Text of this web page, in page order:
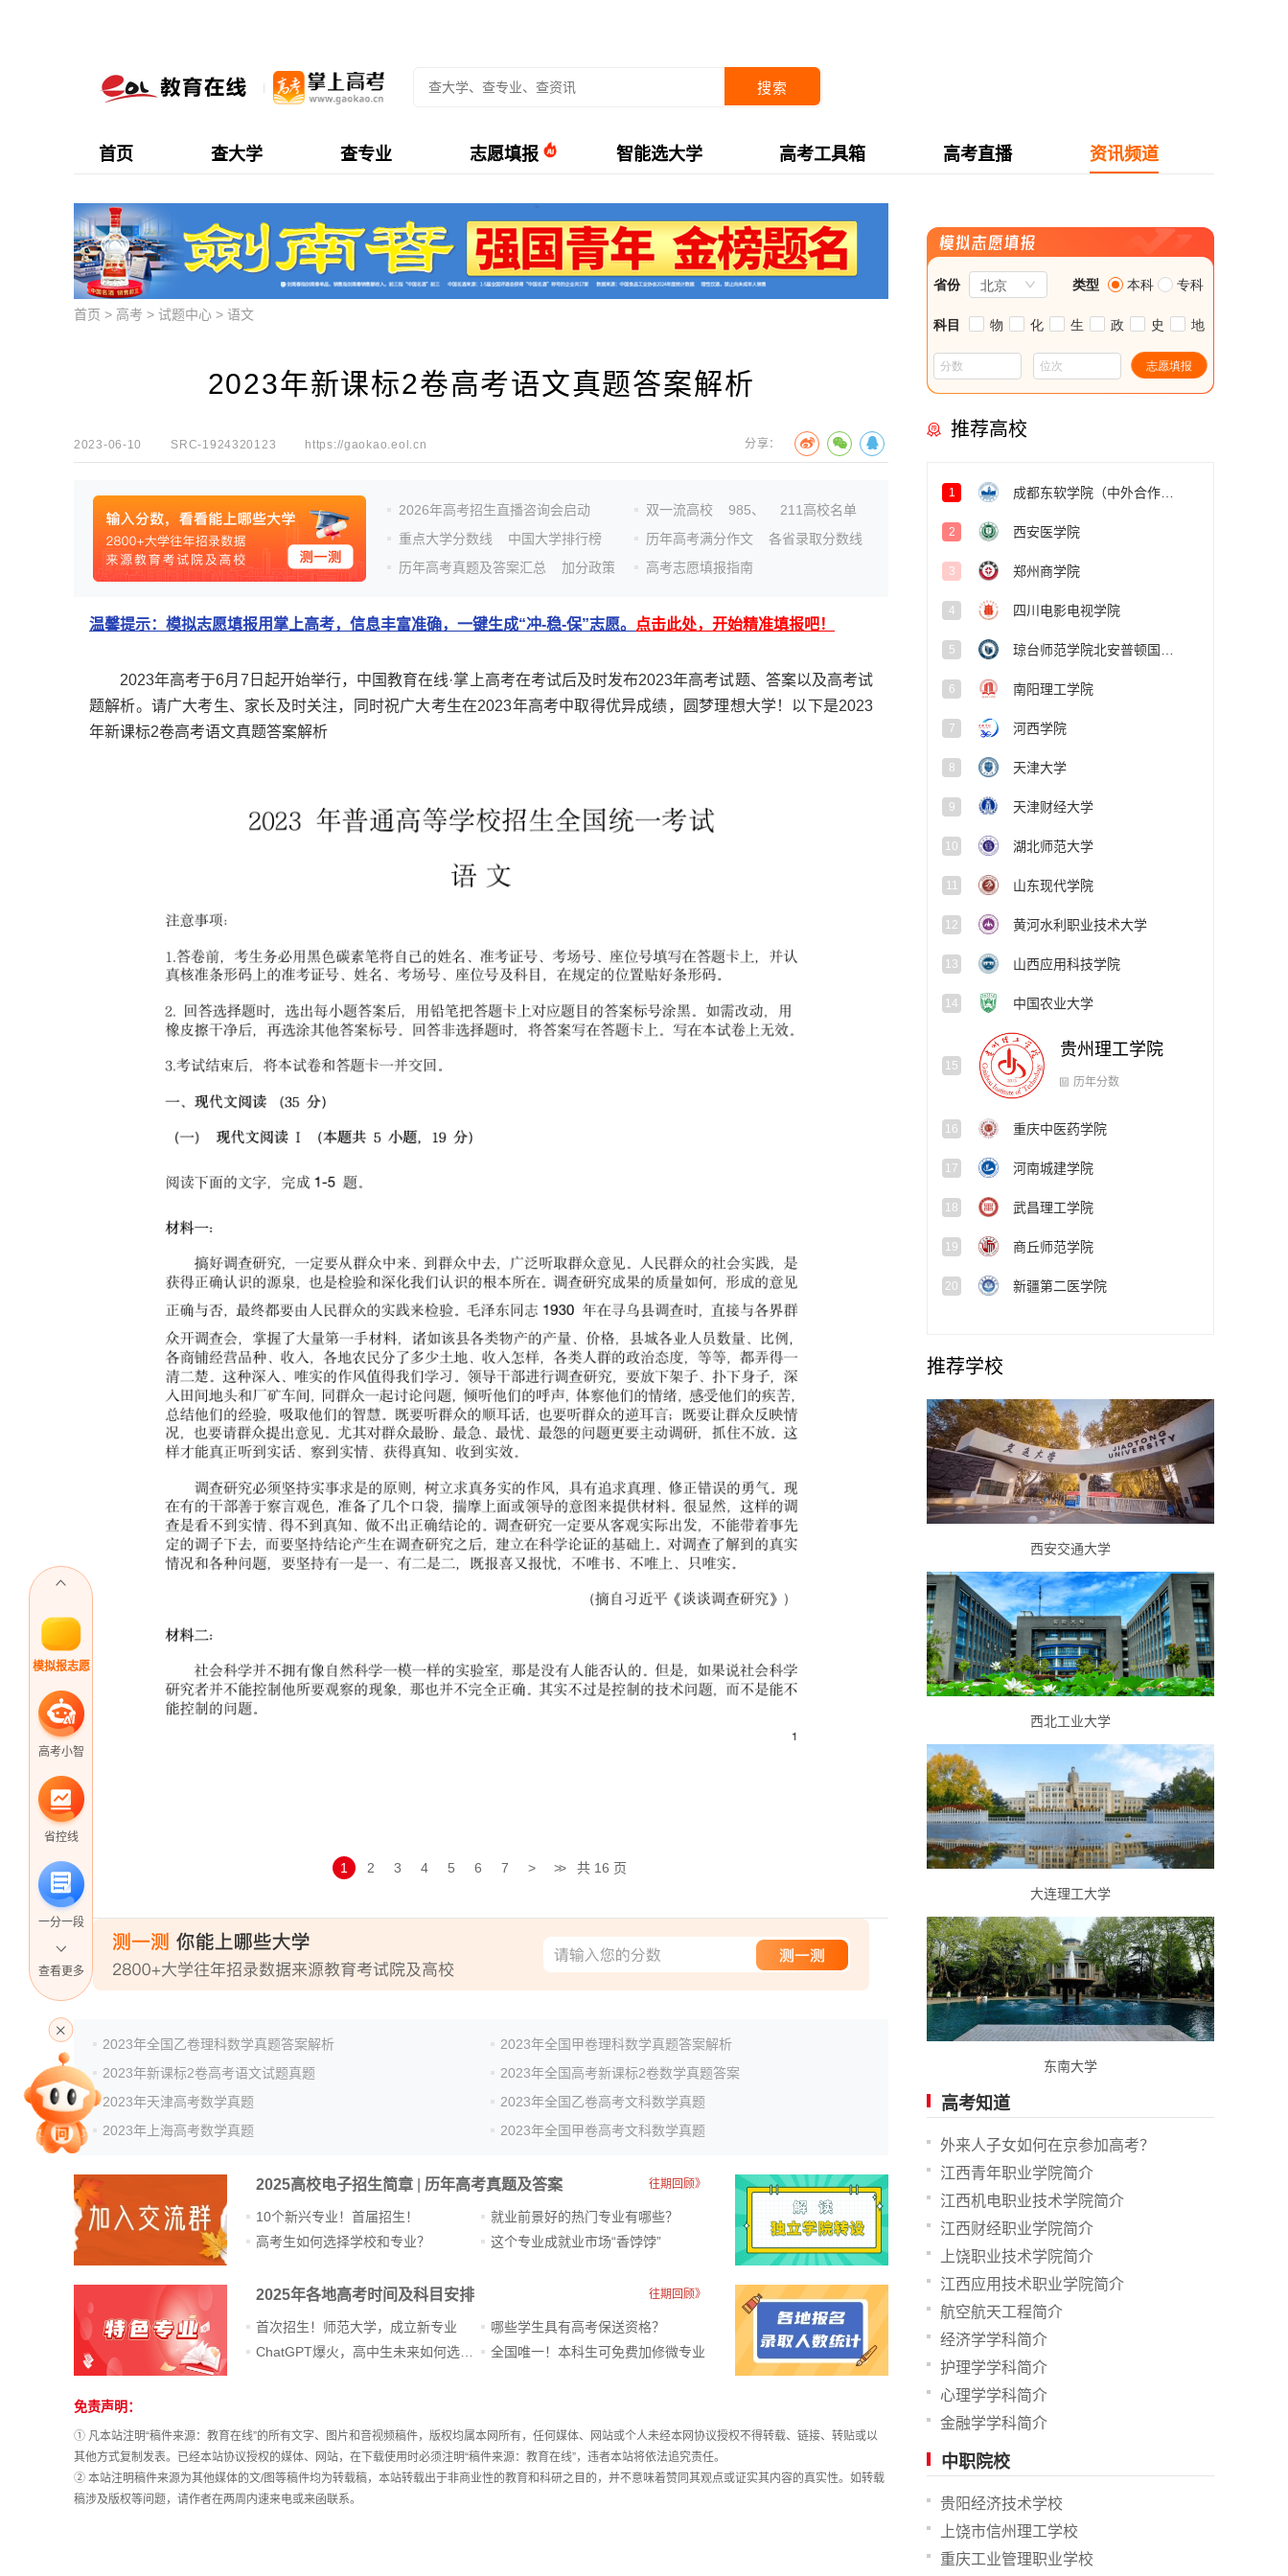
搜索
首页 查大学 查专业 志愿填报 智能选大学 高考工具箱 高考直播 资讯频道
模拟报志愿
高考小智
省控线
一分一段
专家指导课
院校排行
高考作文
高考真题
查看更多
首页 > 高考 > 试题中心 > 语文
2023年新课标2卷高考语文真题答案解析
2023-06-10 SRC-1924320123 https://gaokao.eol.cn 分享：
2026年高考招生直播咨询会启动
重点大学分数线
中国大学排行榜
历年高考真题及答案汇总
加分政策
双一流高校 985、
211高校名单
历年高考满分作文
各省录取分数线
高考志愿填报指南
温馨提示：模拟志愿填报用掌上高考，信息丰富准确，一键生成“冲-稳-保”志愿。 点击此处，开始精准填报吧！
2023年高考于6月7日起开始举行，中国教育在线·掌上高考在考试后及时发布2023年高考试题、答案以及高考试
题解析。请广大考生、家长及时关注，同时祝广大考生在2023年高考中取得优异成绩，圆梦理想大学！以下是2023
年新课标2卷高考语文真题答案解析
1 2 3 4 5 6 7 > >> 共 16 页
2023年全国乙卷理科数学真题答案解析
2023年全国甲卷理科数学真题答案解析
2023年新课标2卷高考语文试题真题
2023年全国高考新课标2卷数学真题答案
2023年天津高考数学真题
2023年全国乙卷高考文科数学真题
2023年上海高考数学真题
2023年全国甲卷高考文科数学真题
2025高校电子招生简章 历年高考真题及答案 往期回顾》
10个新兴专业！首届招生！
高考生如何选择学校和专业？
就业前景好的热门专业有哪些？
这个专业成就业市场“香饽饽”​
2025年各地高考时间及科目安排 往期回顾》
首次招生！师范大学，成立新专业
哪些学生具有高考保送资格？
全国唯一！本科生可免费加修微专业
站
长
统
计
免责声明：
① 凡本站注明“稿件来源：教育在线”的所有文字、图片和音视频稿件，版权均属本网所有，任何媒体、网站或个人未经本网协议授权不得转载、链接、转贴或以
其他方式复制发表。已经本站协议授权的媒体、网站，在下载使用时必须注明“稿件来源：教育在线”，违者本站将依法追究责任。
② 本站注明稿件来源为其他媒体的文/图等稿件均为转载稿，本站转载出于非商业性的教育和科研之目的，并不意味着赞同其观点或证实其内容的真实性。如转载
稿涉及版权等问题，请作者在两周内速来电或来函联系。
推荐高校
1
2 西安医学院
3 郑州商学院
4 四川电影电视学院
5
6 南阳理工学院
7 河西学院
8 天津大学
9 天津财经大学
10 湖北师范大学
11 山东现代学院
12 黄河水利职业技术大学
13 山西应用科技学院
14 中国农业大学
贵州理工学院
重庆中医药学院
历年分数
17 河南城建学院
18 武昌理工学院
19 商丘师范学院
20 新疆第二医学院
推荐学校
西安交通大学
西北工业大学
大连理工大学
东南大学
高考知道
外来人子女如何在京参加高考？
江西青年职业学院简介
江西机电职业技术学院简介
江西财经职业学院简介
上饶职业技术学院简介
江西应用技术职业学院简介
航空航天工程简介
经济学学科简介
护理学学科简介
心理学学科简介
金融学学科简介
中职院校
贵阳经济技术学校
上饶市信州理工学校
重庆工业管理职业学校